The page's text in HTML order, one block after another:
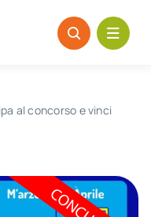
al concorso e vinci